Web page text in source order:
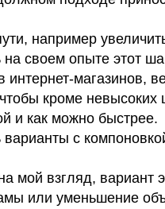
например
своем опыте этот
интернет-магазинов,
кроме невысоких
и как можно быстрее.
с
мой взгляд, вариант
или уменьшение